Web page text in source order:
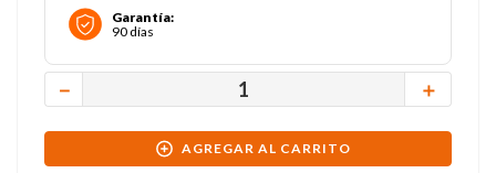
Garantía:
90 días
＋
－
AGREGAR AL CARRITO